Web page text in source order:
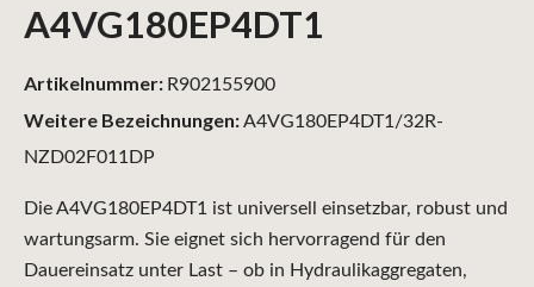
A4VG180EP4DT1
Die A4VG180EP4DT1 ist universell einsetzbar, robust und
wartungsarm. Sie eignet sich hervorragend für den
Dauereinsatz unter Last – ob in Hydraulikaggregaten,
Weitere Bezeichnungen:A4VG180EP4DT1/32R-
NZD02F011DP
Artikelnummer: R902155900